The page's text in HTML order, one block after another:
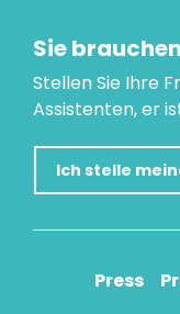
Sie
Stellen Sie Ihre
Assistenten, er
Ich stelle
Press